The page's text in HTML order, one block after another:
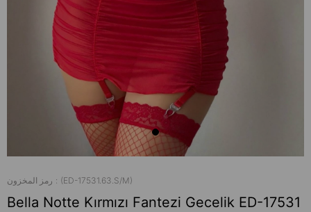
رمز المخزون (ED-17531.63.S/M)
Bella Notte Kırmızı Fantezi Gecelik ED-17531